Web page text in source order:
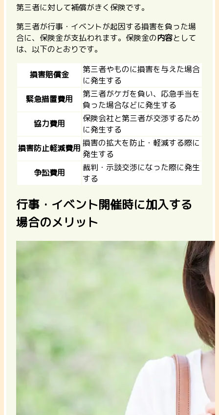
第三者に対して補償がきく保険です。
第三者が行事・イベントが起因する損害を負った場
合に、保険金が支払われます。保険金の内容として
は、以下のとおりです。
損害賠償金
第三者やものに損害を与えた場合
に発生する
緊急措置費用
第三者がケガを負い、応急手当を
負った場合などに発生する
協力費用
保険会社と第三者が交渉するため
に発生する
損害防止軽減費用 損害の拡大を防止・軽減する際に
発生する
争訟費用
裁判・示談交渉になった際に発生
する
行事・イベント開催時に加入する
場合のメリット